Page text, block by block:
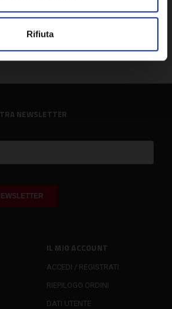
Rifiuta
IL MIO ACCOUNT
ACCEDI / REGISTRATI
RIEPILOGO ORDINI
DATI UTENTE
NEWSLETTER